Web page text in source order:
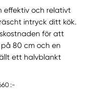
effektiv och relativt
intryck ditt kök.
för att
80 cm och en
ett halvblankt
:-